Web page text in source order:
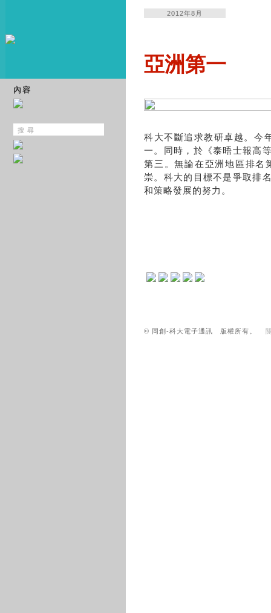
內容
2012年8月
亞洲第一
科大不斷追求教研卓越。今
一。同時，於《泰晤士報高
第三。無論在亞洲地區排名
崇。科大的目標不是爭取排
和策略發展的努力。
© 同創-科大電子通訊 版權所有。